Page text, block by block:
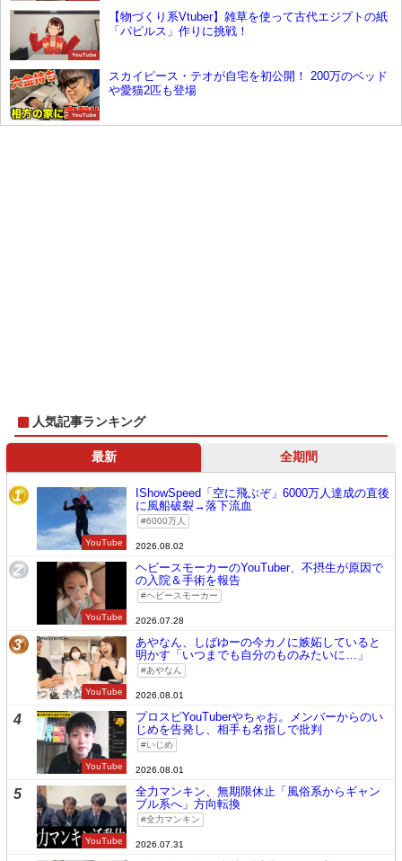
YouTube
【物づくり系Vtuber】雑草を使って古代エジプトの紙
「パピルス」作りに挑戦！
YouTube
スカイピース・テオが自宅を初公開！ 200万のベッド
や愛猫2匹も登場
人気記事ランキング
最新 全期間
1
YouTube
IShowSpeed「空に飛ぶぞ」6000万人達成の直後
に風船破裂→落下流血
6000万人
2026.08.02
2
YouTube
ヘビースモーカーのYouTuber、不摂生が原因で
の入院＆手術を報告
ヘビースモーカー
2026.07.28
3
YouTube
あやなん、しばゆーの今カノに嫉妬していると
明かす「いつまでも自分のものみたいに…」
あやなん
2026.08.01
4
YouTube
プロスピYouTuberやちゃお。メンバーからのい
じめを告発し、相手も名指しで批判
いじめ
2026.08.01
5
YouTube
全力マンキン、無期限休止「風俗系からギャン
ブル系へ」方向転換
全力マンキン
2026.07.31